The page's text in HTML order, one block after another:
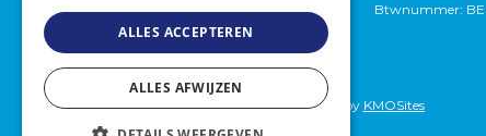
Btwnummer: BE
© 2026 - Briljantimmo -privacybeleid- Website by KMOSites
ALLES ACCEPTEREN
ALLES AFWIJZEN